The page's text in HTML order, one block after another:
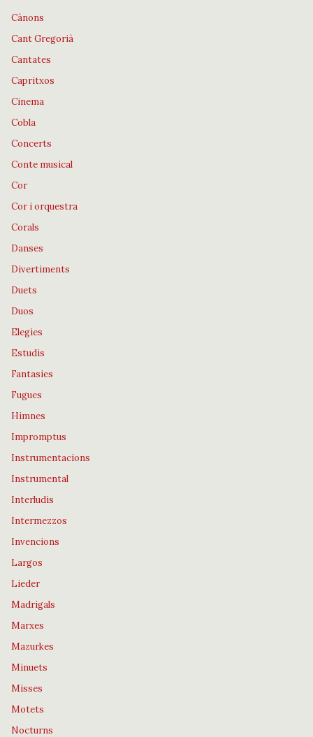
Cànons
Cant Gregorià
Cantates
Capritxos
Cinema
Cobla
Concerts
Conte musical
Cor
Cor i orquestra
Corals
Danses
Divertiments
Duets
Duos
Elegies
Estudis
Fantasies
Fugues
Himnes
Impromptus
Instrumentacions
Instrumental
Interludis
Intermezzos
Invencions
Largos
Lieder
Madrigals
Marxes
Mazurkes
Minuets
Misses
Motets
Nocturns